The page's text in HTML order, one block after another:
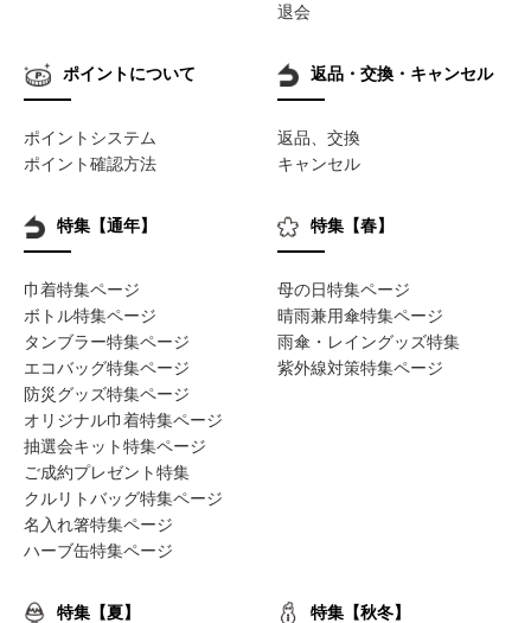
退会
ポイントについて
ポイントシステム
ポイント確認方法
返品・交換・キャンセル
返品、交換
キャンセル
特集【通年】
巾着特集ページ
ボトル特集ページ
タンブラー特集ページ
エコバッグ特集ページ
防災グッズ特集ページ
オリジナル巾着特集ページ
抽選会キット特集ページ
ご成約プレゼント特集
クルリトバッグ特集ページ
名入れ箸特集ページ
ハーブ缶特集ページ
特集【春】
母の日特集ページ
晴雨兼用傘特集ページ
雨傘・レイングッズ特集
紫外線対策特集ページ
特集【夏】 特集【秋冬】